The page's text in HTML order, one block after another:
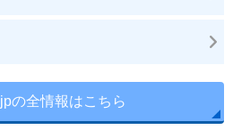
の全情報はこちら